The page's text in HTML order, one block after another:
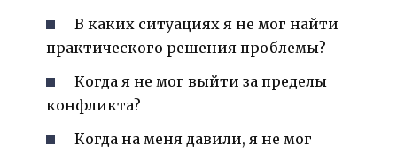
В каких ситуациях я не мог найти
практического решения проблемы?
Когда я не мог выйти за пределы
конфликта?
Когда на меня давили, я не мог